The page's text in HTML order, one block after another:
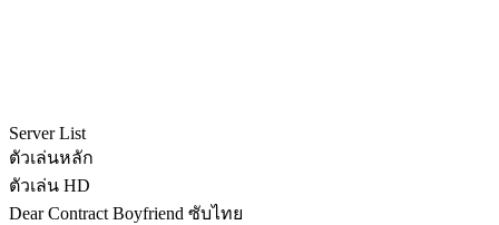
Server List
ตัวเล่นหลัก
ตัวเล่น HD
Dear Contract Boyfriend ซับไทย